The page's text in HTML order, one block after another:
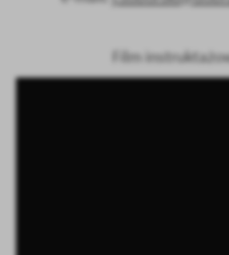
treści w postaci wiadomości, ofert,
Film